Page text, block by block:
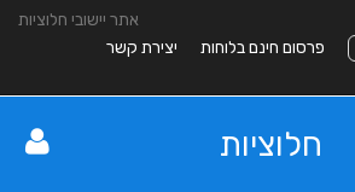
אתר יישובי חלוציות
פרסום חינם בלוחות
יצירת קשר
חלוציות